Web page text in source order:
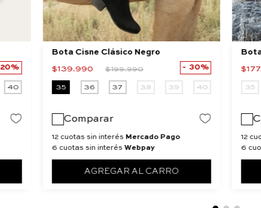
20%
40
Bota Cisne Clásico Negro
$139.990 $199.990 30%
35 36 37 38 39 40
Comparar
12 cuotas sin interésMercado Pago
6 cuotas sin interésWebpay
AGREGAR AL CARRO
$177
35
12
6